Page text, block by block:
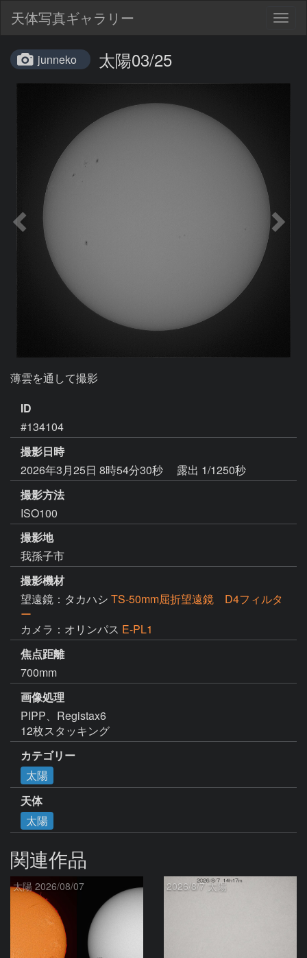
天体写真ギャラリー
junneko 太陽03/25
薄雲を通して撮影
ID
#134104
撮影日時
2026年3月25日 8時54分30秒
露出 1/1250秒
撮影方法
ISO100
撮影地
我孫子市
撮影機材
望遠鏡：タカハシ TS-50mm屈折望遠鏡 D4フィルタ
ー
カメラ：オリンパス E-PL1
焦点距離
700mm
画像処理
PIPP、Registax6
12枚スタッキング
カテゴリー
太陽
天体
太陽
関連作品
太陽 2026/08/07 2026/8/7 太陽